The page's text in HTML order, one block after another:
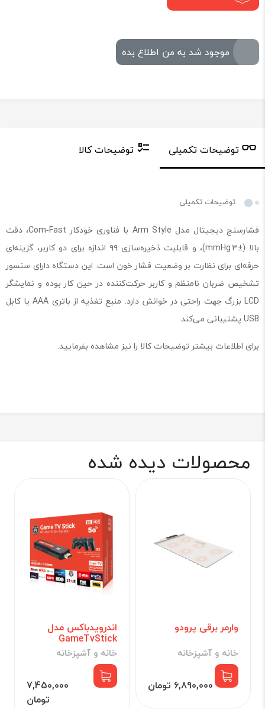
موجود شد به من اطلاع بده
توضیحات تکمیلی توضیحات کالا
توضیحات تکمیلی
فشارسنج دیجیتال مدل Arm Style با فناوری خودکار Com‑Fast، دقت
بالا (±۳ mmHg)، و قابلیت ذخیره‌سازی ۹۹ اندازه برای دو کاربر، گزینه‌ای
حرفه‌ای برای نظارت بر وضعیت فشار خون است. این دستگاه دارای سنسور
تشخیص ضربان نامنظم و کاربر حرکت‌کننده در حین کار بوده و نمایشگر
LCD بزرگ جهت راحتی در خوانش دارد. منبع تغذیه از باتری AAA یا کابل
USB پشتیبانی می‌کند.
برای اطلاعات بیشتر توضیحات کالا را نیز مشاهده بفرمایید.
محصولات دیده شده
وارمر برقی پرودو
خانه و آشپزخانه
6,890,000 تومان
اندرویدباکس مدل
GameTvStick
خانه و آشپزخانه
7,450,000
تومان